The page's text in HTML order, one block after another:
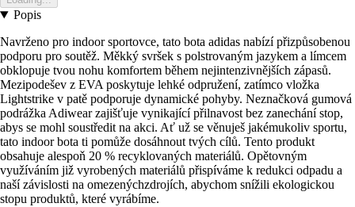
Popis
Navrženo pro indoor sportovce, tato bota adidas nabízí přizpůsobenou
podporu pro soutěž. Měkký svršek s polstrovaným jazykem a límcem
obklopuje tvou nohu komfortem během nejintenzivnějších zápasů.
Mezipodešev z EVA poskytuje lehké odpružení, zatímco vložka
Lightstrike v patě podporuje dynamické pohyby. Neznačková gumová
podrážka Adiwear zajišťuje vynikající přilnavost bez zanechání stop,
abys se mohl soustředit na akci. Ať už se věnuješ jakémukoliv sportu,
tato indoor bota ti pomůže dosáhnout tvých cílů. Tento produkt
obsahuje alespoň 20 % recyklovaných materiálů. Opětovným
využíváním již vyrobených materiálů přispíváme k redukci odpadu a
naší závislosti na omezenýchzdrojích, abychom snížili ekologickou
stopu produktů, které vyrábíme.